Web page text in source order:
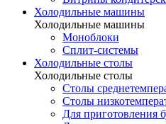
Холодильные машины
Холодильные машины
Моноблоки
Сплит-системы
Холодильные столы
Холодильные столы
Столы
Столы
Для приготовления